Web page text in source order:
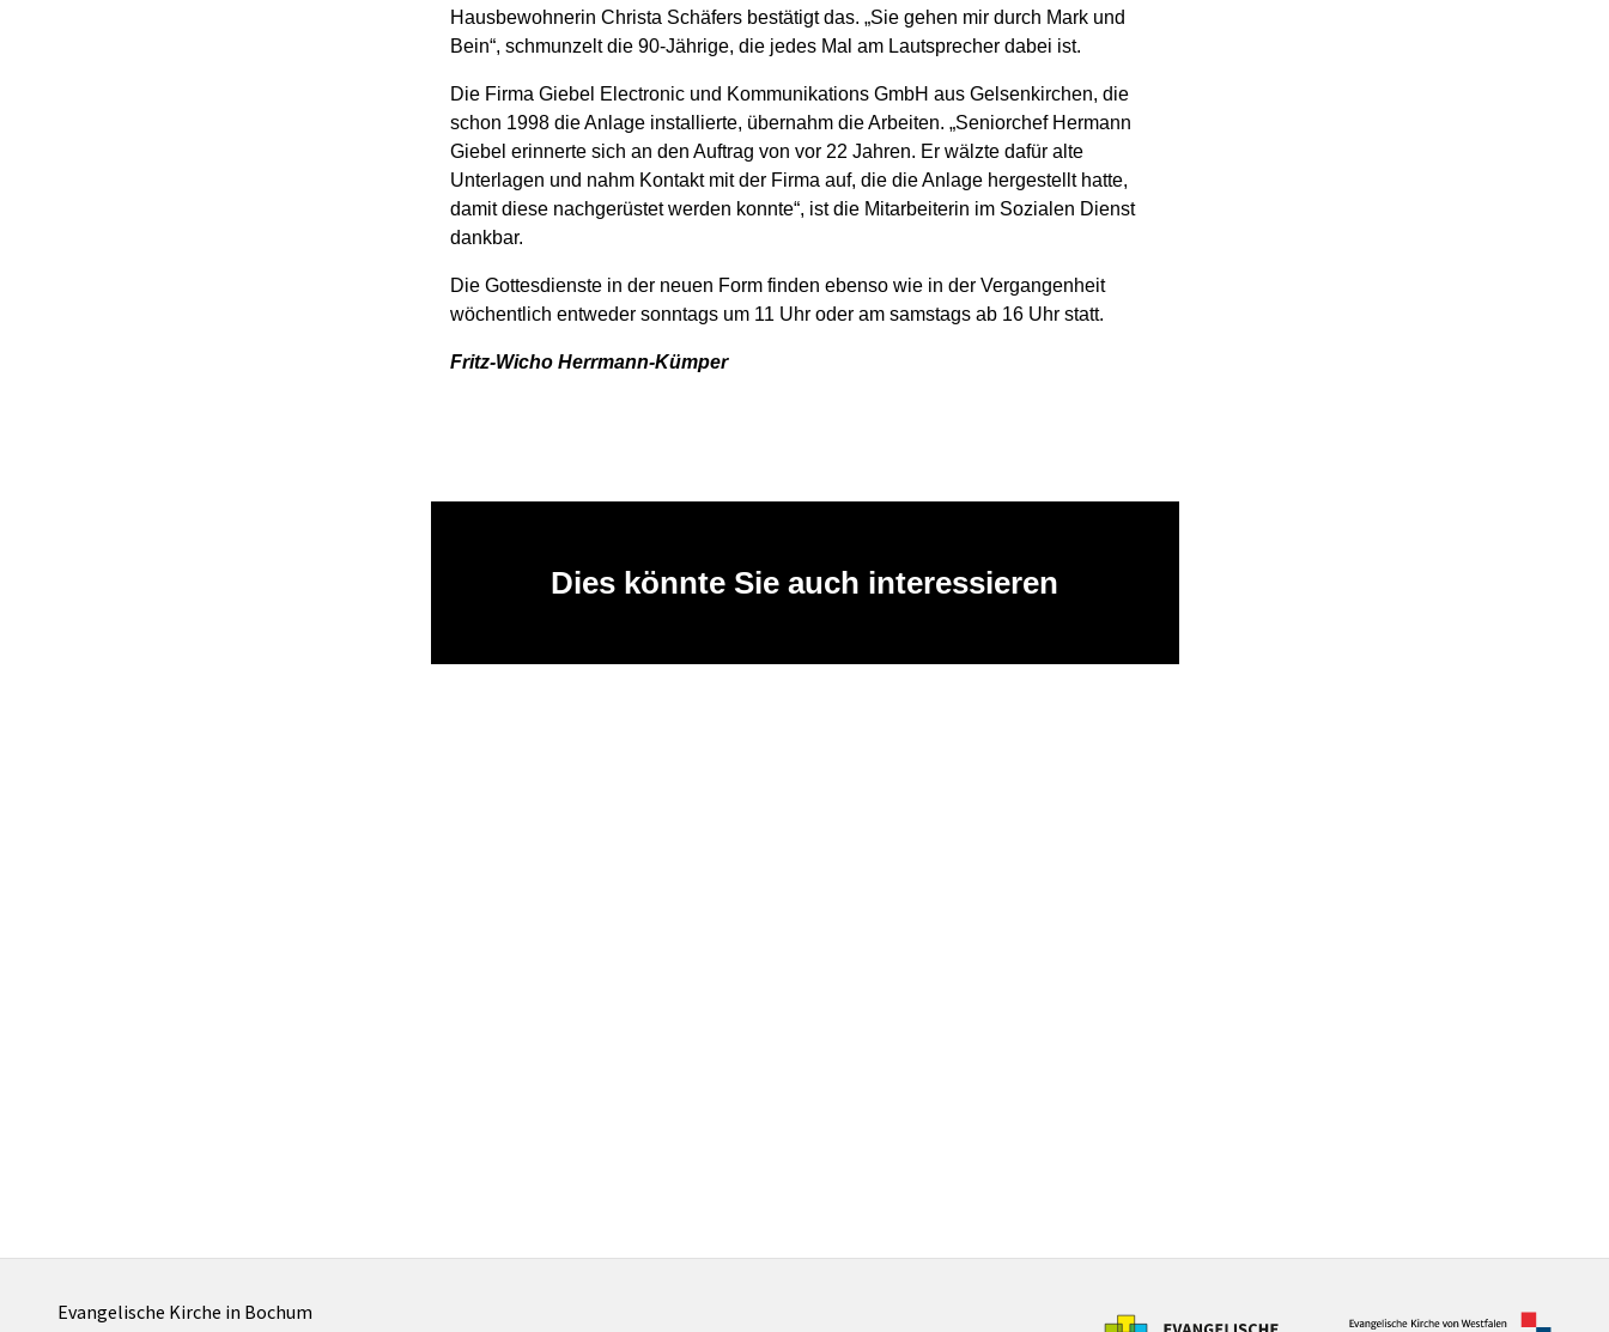
Hausbewohnerin Christa Schäfers bestätigt das. „Sie gehen mir durch Mark und
Bein“, schmunzelt die 90-Jährige, die jedes Mal am Lautsprecher dabei ist.
Die Firma Giebel Electronic und Kommunikations GmbH aus Gelsenkirchen, die
schon 1998 die Anlage installierte, übernahm die Arbeiten. „Seniorchef Hermann
Giebel erinnerte sich an den Auftrag von vor 22 Jahren. Er wälzte dafür alte
Unterlagen und nahm Kontakt mit der Firma auf, die die Anlage hergestellt hatte,
damit diese nachgerüstet werden konnte“, ist die Mitarbeiterin im Sozialen Dienst
dankbar.
Die Gottesdienste in der neuen Form finden ebenso wie in der Vergangenheit
wöchentlich entweder sonntags um 11 Uhr oder am samstags ab 16 Uhr statt.
Fritz-Wicho Herrmann-Kümper
Dies könnte Sie auch interessieren
Evangelische Kirche in Bochum